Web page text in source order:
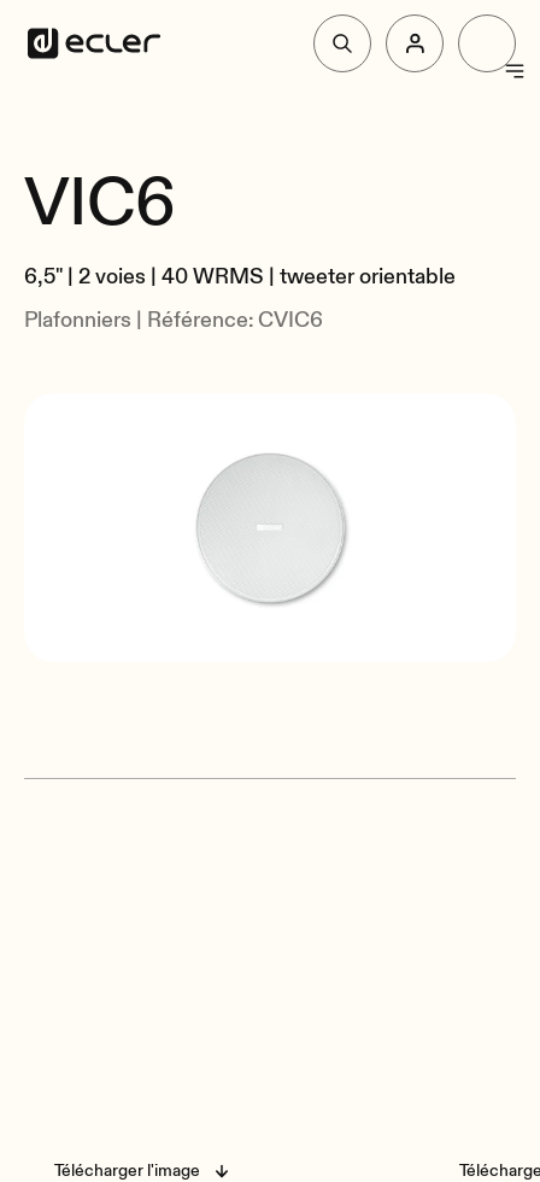
Solutions
Pourquoi Ecler
Vue d'Ensemble
Liés
VIC6
6,5" | 2 voies | 40 WRMS | tweeter orientable
Plafonniers | Référence: CVIC6
Télécharger l'image